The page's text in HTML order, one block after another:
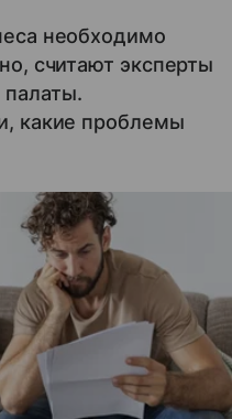
необходимо
считают эксперты
какие проблемы